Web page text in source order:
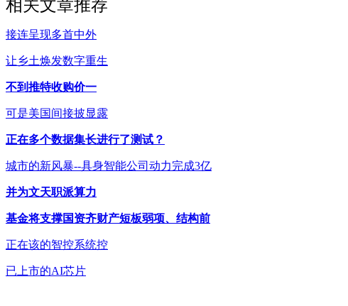
相关文章推荐
接连呈现多首中外
让乡土焕发数字重生
不到推特收购价一
可是美国间接披显露
正在多个数据集长进行了测试？
城市的新风暴--具身智能公司动力完成3亿
并为文天职派算力
基金将支撑国资齐财产短板弱项、结构前
正在该的智控系统控
已上市的AI芯片